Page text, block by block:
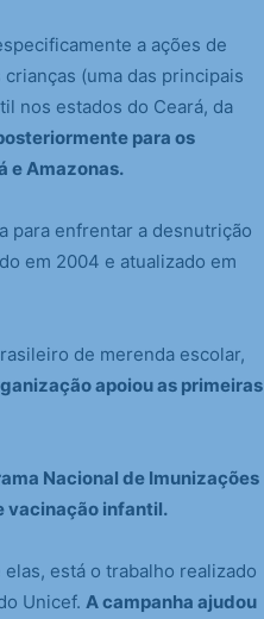
a ações de
(uma das principais
nos estados do Ceará, da
para os
e Amazonas.
para enfrentar a desnutrição
em 2004 e atualizado em
de merenda escolar,
apoiou as primeiras
Nacional de Imunizações
vacinação infantil.
está o trabalho realizado
Unicef. A campanha ajudou